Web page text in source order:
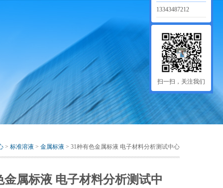
> 标准溶液 > 金属标液 > 31种有色金属标液 电子材料分析测试中心
金属标液 电子材料分析测试中
13343487212
扫一扫，关注我们